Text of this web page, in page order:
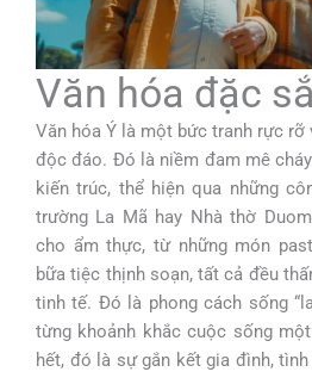
Văn hóa đặc
Văn hóa Ý là một bức tranh rực
độc đáo. Đó là niềm đam mê
kiến trúc, thể hiện qua những
trường La Mã hay Nhà thờ
cho ẩm thực, từ những món
bữa tiệc thịnh soạn, tất cả đều
tinh tế. Đó là phong cách sống
từng khoảnh khắc cuộc sống
hết, đó là sự gắn kết gia đình,